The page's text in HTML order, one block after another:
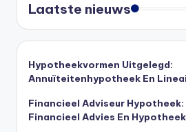
Laatste nieuws
Hypotheekvormen Uitgelegd:
Annuïteitenhypotheek En
Financieel Adviseur Hypotheek:
Financieel Advies En